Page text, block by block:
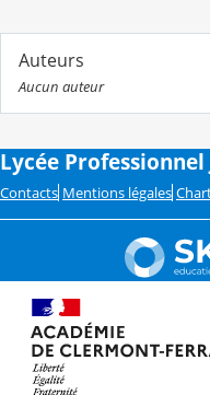
Auteurs
Aucun auteur
Lycée Professionnel
Contacts Mentions légales